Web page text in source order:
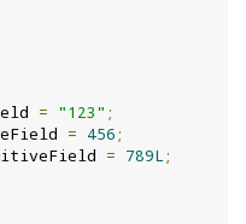
= "123" ;
= 456;
= 789L;